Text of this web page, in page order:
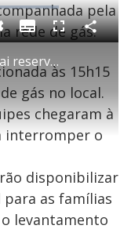
pela
rede de gás.
Companhia de gás de SP vai reservar hotel para moradores desabrigados pela explosão no Jaguaré
S
u
b
i
t
l
s
F
s
c
e
n
C
o
a
r
i
l
a
às 15h15
gás no local.
chegaram à
interromper o
disponibilizar
para as famílias
levantamento